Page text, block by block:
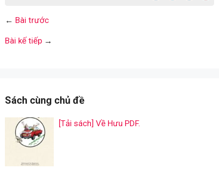
← Bài trước
Bài kế tiếp →
Sách cùng chủ đề
[Tải sách] Về Hưu PDF.